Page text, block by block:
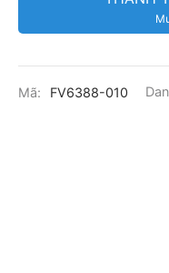
Mã: FV6388-010